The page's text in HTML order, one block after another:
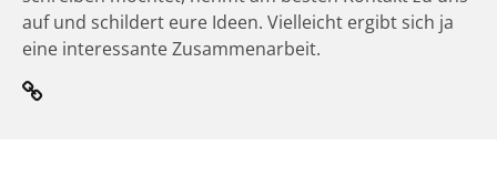
auf und schildert eure Ideen. Vielleicht ergibt sich ja
eine interessante Zusammenarbeit.